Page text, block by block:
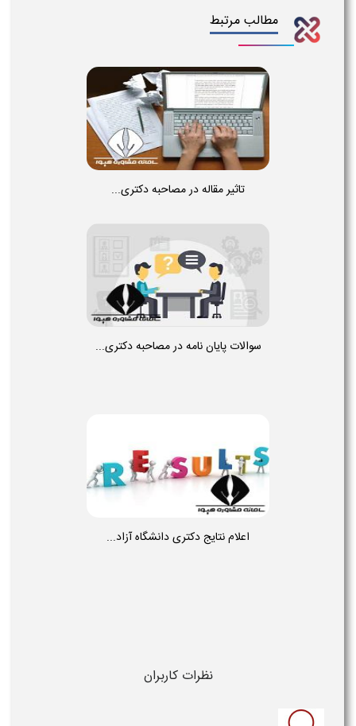
مطالب مرتبط
تاثیر مقاله در مصاحبه دکتری...
سوالات پایان نامه در مصاحبه دکتری...
اعلام نتایج دکتری دانشگاه آزاد...
نظرات کاربران